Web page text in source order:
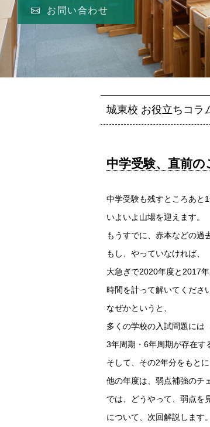
お問い合わせ
城東校 お役立ちコラ
中学受験、直前
中学受験も残すところあと1
いよいよ山場を迎えます。
もうすでに、赤本などの過
もし、やっていなければ、
大急ぎで2020年度と2017年
時間を計って解いてくださ
なぜかというと、
多くの学校の入試問題には
3年周期・6年周期が存在す
そして、その2年分をもと
他の年度は、弱点補強のチ
では、どうやって、弱点を
について、次回解説します。